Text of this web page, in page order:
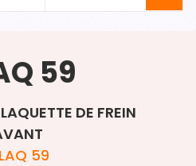
59
DE FREIN
59